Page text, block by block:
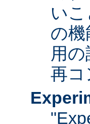
い
の
用
再コ